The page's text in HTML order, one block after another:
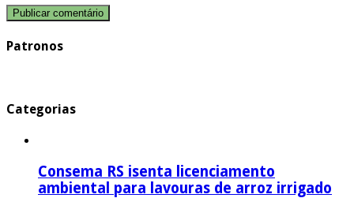
Patronos
Categorias
Consema RS isenta licenciamento
ambiental para lavouras de arroz irrigado